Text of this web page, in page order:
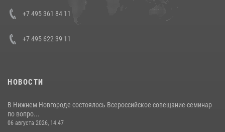
+7 495 361 84 11
+7 495 622 39 11
НОВОСТИ
В Нижнем Новгороде состоялось Всероссийское совещание-семинар
по вопро...
06 августа 2026, 14:47